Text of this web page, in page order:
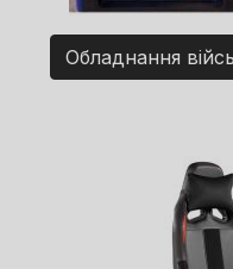
Обладнання